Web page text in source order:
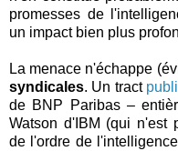
promesses de
un impact bien plus
La menace n'échappe
syndicales. Un tract
de BNP Paribas –
Watson d'IBM (qui n'est
de l'ordre de